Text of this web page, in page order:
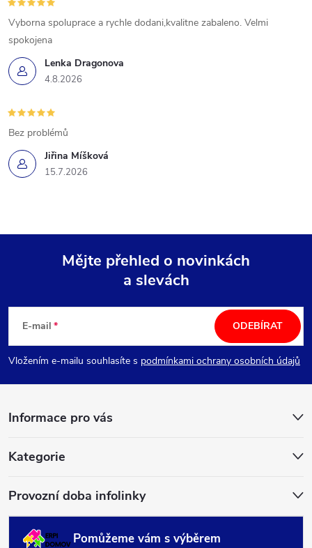
Lenka Dragonova
4.8.2026
Vyborna spoluprace a rychle dodani,kvalitne zabaleno. Velmi
spokojena
Jiřina Míšková
15.7.2026
Bez problémů
p
a
Mějte přehled o novinkách
a slevách
E-mail
Vložením e-mailu souhlasíte s podmínkami ochrany osobních údajů
ODEBÍRAT
Informace pro vás
Kategorie
Provozní doba infolinky
Pomůžeme vám s výběrem